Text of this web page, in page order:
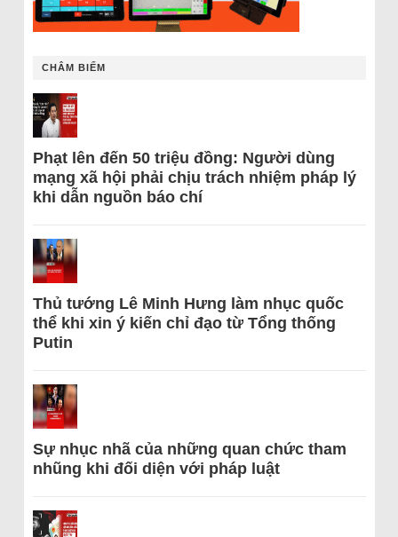
CHÂM BIẾM
Phạt lên đến 50 triệu đồng: Người dùng
mạng xã hội phải chịu trách nhiệm pháp lý
khi dẫn nguồn báo chí
Thủ tướng Lê Minh Hưng làm nhục quốc
thể khi xin ý kiến chỉ đạo từ Tổng thống
Putin
Sự nhục nhã của những quan chức tham
nhũng khi đối diện với pháp luật